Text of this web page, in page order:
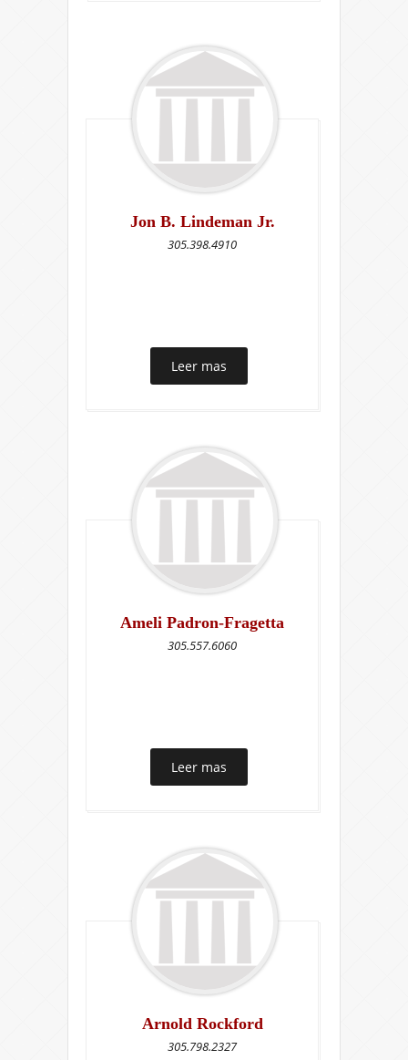
Jon B. Lindeman Jr.
305.398.4910
Leer mas
Ameli Padron-Fragetta
305.557.6060
Leer mas
Arnold Rockford
305.798.2327